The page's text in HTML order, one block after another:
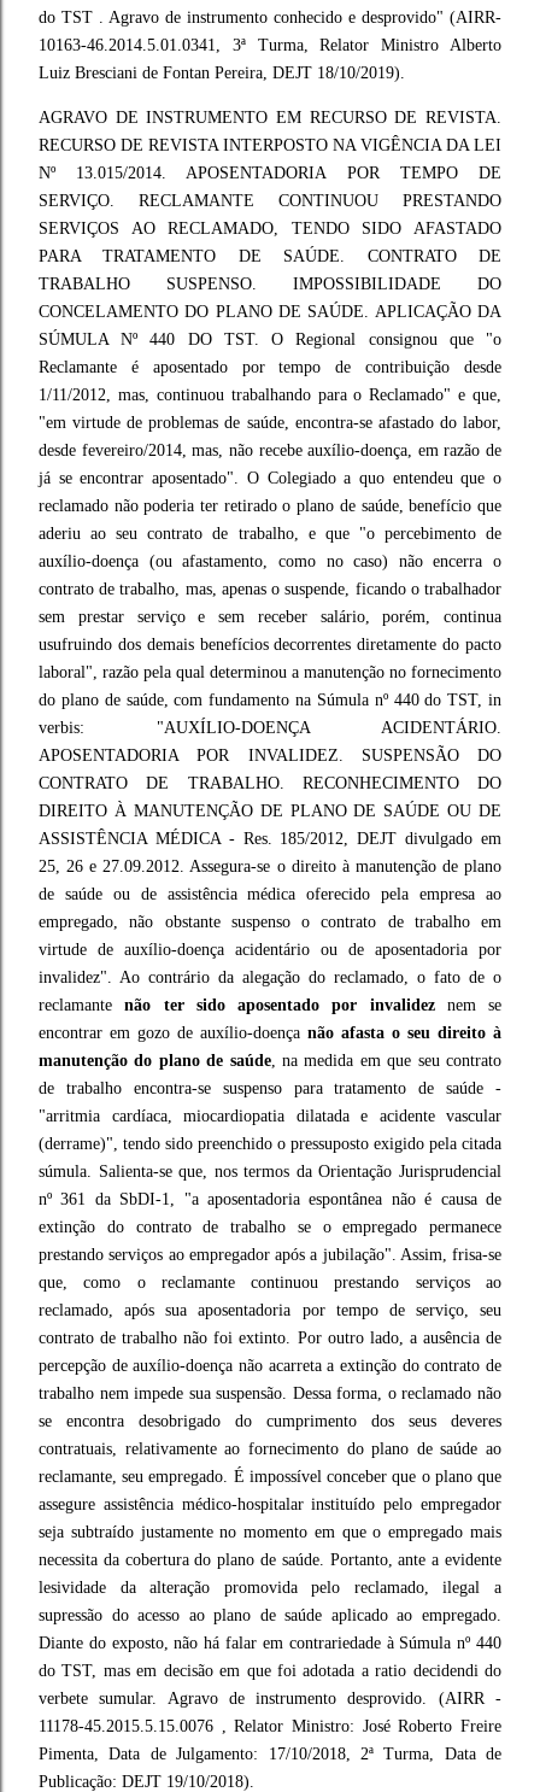
do TST . Agravo de instrumento conhecido e desprovido" (AIRR-
10163-46.2014.5.01.0341, 3ª Turma, Relator Ministro Alberto
Luiz Bresciani de Fontan Pereira, DEJT 18/10/2019).
AGRAVO DE INSTRUMENTO EM RECURSO DE REVISTA.
RECURSO DE REVISTA INTERPOSTO NA VIGÊNCIA DA LEI
Nº 13.015/2014. APOSENTADORIA POR TEMPO DE
SERVIÇO. RECLAMANTE CONTINUOU PRESTANDO
SERVIÇOS AO RECLAMADO, TENDO SIDO AFASTADO
PARA TRATAMENTO DE SAÚDE. CONTRATO DE
TRABALHO SUSPENSO. IMPOSSIBILIDADE DO
CONCELAMENTO DO PLANO DE SAÚDE. APLICAÇÃO DA
SÚMULA Nº 440 DO TST. O Regional consignou que "o
Reclamante é aposentado por tempo de contribuição desde
1/11/2012, mas, continuou trabalhando para o Reclamado" e que,
"em virtude de problemas de saúde, encontra-se afastado do labor,
desde fevereiro/2014, mas, não recebe auxílio-doença, em razão de
já se encontrar aposentado". O Colegiado a quo entendeu que o
reclamado não poderia ter retirado o plano de saúde, benefício que
aderiu ao seu contrato de trabalho, e que "o percebimento de
auxílio-doença (ou afastamento, como no caso) não encerra o
contrato de trabalho, mas, apenas o suspende, ficando o trabalhador
sem prestar serviço e sem receber salário, porém, continua
usufruindo dos demais benefícios decorrentes diretamente do pacto
laboral", razão pela qual determinou a manutenção no fornecimento
do plano de saúde, com fundamento na Súmula nº 440 do TST, in
verbis: "AUXÍLIO-DOENÇA ACIDENTÁRIO.
APOSENTADORIA POR INVALIDEZ. SUSPENSÃO DO
CONTRATO DE TRABALHO. RECONHECIMENTO DO
DIREITO À MANUTENÇÃO DE PLANO DE SAÚDE OU DE
ASSISTÊNCIA MÉDICA - Res. 185/2012, DEJT divulgado em
25, 26 e 27.09.2012. Assegura-se o direito à manutenção de plano
de saúde ou de assistência médica oferecido pela empresa ao
empregado, não obstante suspenso o contrato de trabalho em
virtude de auxílio-doença acidentário ou de aposentadoria por
invalidez". Ao contrário da alegação do reclamado, o fato de o
reclamantenão ter sido aposentado por invalidez nem se
encontrar em gozo de auxílio-doença não afasta o seu direito à
manutenção do plano de saúde, na medida em que seu contrato
de trabalho encontra-se suspenso para tratamento de saúde -
"arritmia cardíaca, miocardiopatia dilatada e acidente vascular
(derrame)", tendo sido preenchido o pressuposto exigido pela citada
súmula. Salienta-se que, nos termos da Orientação Jurisprudencial
nº 361 da SbDI-1, "a aposentadoria espontânea não é causa de
extinção do contrato de trabalho se o empregado permanece
prestando serviços ao empregador após a jubilação". Assim, frisa-se
que, como o reclamante continuou prestando serviços ao
reclamado, após sua aposentadoria por tempo de serviço, seu
contrato de trabalho não foi extinto. Por outro lado, a ausência de
percepção de auxílio-doença não acarreta a extinção do contrato de
trabalho nem impede sua suspensão. Dessa forma, o reclamado não
se encontra desobrigado do cumprimento dos seus deveres
contratuais, relativamente ao fornecimento do plano de saúde ao
reclamante, seu empregado. É impossível conceber que o plano que
assegure assistência médico-hospitalar instituído pelo empregador
seja subtraído justamente no momento em que o empregado mais
necessita da cobertura do plano de saúde. Portanto, ante a evidente
lesividade da alteração promovida pelo reclamado, ilegal a
supressão do acesso ao plano de saúde aplicado ao empregado.
Diante do exposto, não há falar em contrariedade à Súmula nº 440
do TST, mas em decisão em que foi adotada a ratio decidendi do
verbete sumular. Agravo de instrumento desprovido. (AIRR -
11178-45.2015.5.15.0076 , Relator Ministro: José Roberto Freire
Pimenta, Data de Julgamento: 17/10/2018, 2ª Turma, Data de
Publicação: DEJT 19/10/2018).